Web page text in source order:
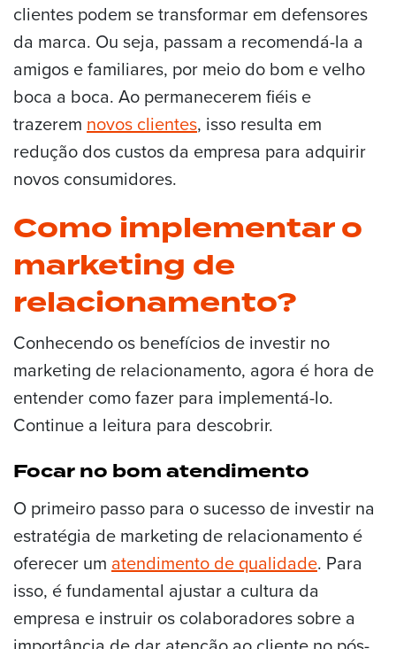
clientes podem se transformar em defensores
da marca. Ou seja, passam a recomendá-la a
amigos e familiares, por meio do bom e velho
boca a boca. Ao permanecerem fiéis e
trazerem novos clientes, isso resulta em
redução dos custos da empresa para adquirir
novos consumidores.
Como implementar o
marketing de
relacionamento?
Conhecendo os benefícios de investir no
marketing de relacionamento, agora é hora de
entender como fazer para implementá-lo.
Continue a leitura para descobrir.
Focar no bom atendimento
O primeiro passo para o sucesso de investir na
estratégia de marketing de relacionamento é
oferecer um atendimento de qualidade. Para
isso, é fundamental ajustar a cultura da
empresa e instruir os colaboradores sobre a